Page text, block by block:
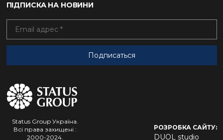
Status Group Україна.
Всі права захищені :
2000-2024.
РОЗРОБКА САЙТУ:
DUOL studio
ПІДПИСКА НА НОВИНИ